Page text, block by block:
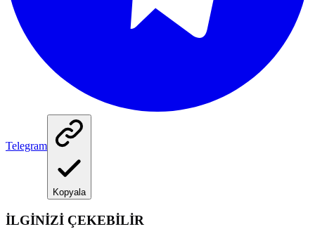
Telegram
Kopyala
İLGİNİZİ ÇEKEBİLİR